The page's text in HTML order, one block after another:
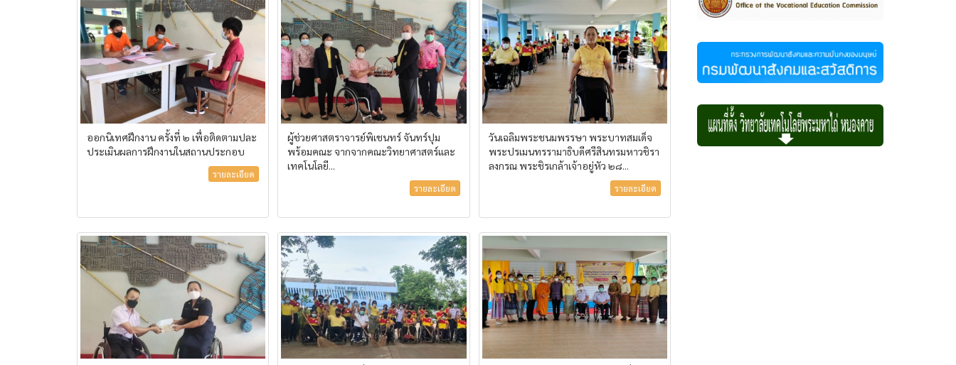
ออกนิเทศฝึกงาน ครั้งที่ ๒ เพื่อติดตามปละ
ประเมินผลการฝึกงานในสถานประกอบ
รายละเอียด
ผู้ช่วยศาสตราจารย์พิเชนทร์ จันทร์ปุม
พร้อมคณะ จากจากคณะวิทยาศาสตร์และ
เทคโนโลยี...
รายละเอียด
วันเฉลิมพระชนมพรรษา พระบาทสมเด็จ
พระปรเมนทรรามาธิบดีศรีสินทรมหาวชิรา
ลงกรณ พระชิรเกล้าเจ้าอยู่หัว ๒๘...
รายละเอียด